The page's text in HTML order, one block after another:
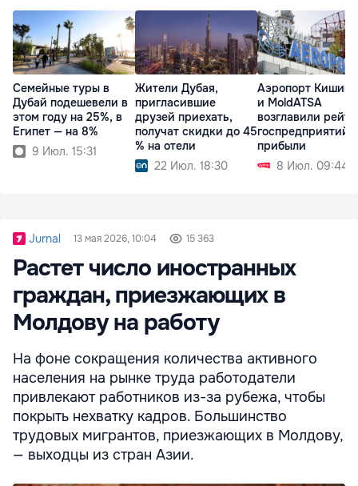
Семейные туры в
Дубай подешевели в
этом году на 25%, в
Египет — на 8%
9 Июл. 15:31
Жители Дубая,
пригласившие
друзей приехать,
получат скидки до 45
% на отели
22 Июл. 18:30
Аэропорт
и MoldATSA
возглавили
госпредприятий
прибыли
8 Июл. 09:44
Jurnal 13 мая 2026, 10:04 15 363
Растет число иностранных
граждан, приезжающих в
Молдову на работу
На фоне сокращения количества активного
населения на рынке труда работодатели
привлекают работников из-за рубежа, чтобы
покрыть нехватку кадров. Большинство
трудовых мигрантов, приезжающих в Молдову,
— выходцы из стран Азии.